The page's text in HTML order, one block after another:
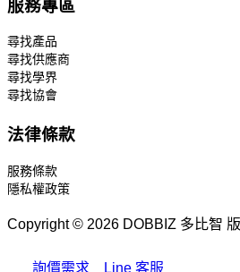
服務專區
尋找產品
尋找供應商
尋找學界
尋找協會
法律條款
服務條款
隱私權政策
Copyright © 2026 DOBBIZ 多比智
詢價需求 Line 客服